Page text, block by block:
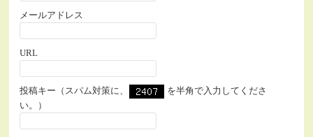
メールアドレス
URL
投稿キー（スパム対策に、
を半角で入力してくださ
い。）